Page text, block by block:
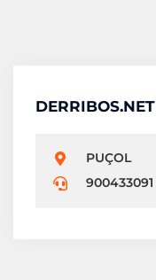
DERRIBOS.NET
PUÇOL
900433091